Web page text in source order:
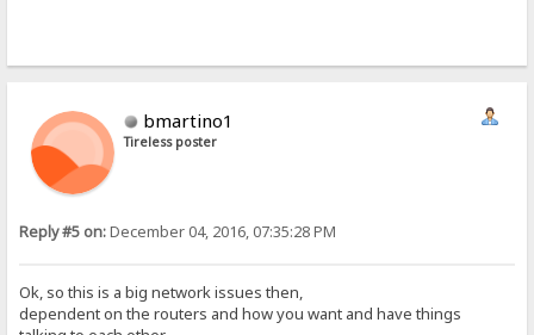
bmartino1
Tireless poster
Reply #5 on:December 04, 2016, 07:35:28 PM
Ok, so this is a big network issues then,
dependent on the routers and how you want and have things